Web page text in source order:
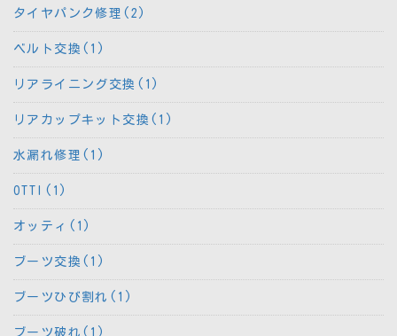
タイヤパンク修理(2)
ベルト交換(1)
リアライニング交換(1)
リアカップキット交換(1)
水漏れ修理(1)
OTTI(1)
オッティ(1)
ブーツ交換(1)
ブーツひび割れ(1)
ブーツ破れ(1)